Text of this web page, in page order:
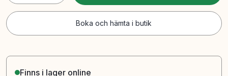
Boka och hämta i butik
Finns i lager online